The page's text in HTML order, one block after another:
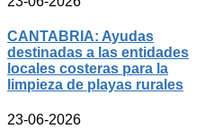
CANTABRIA: Ayudas
destinadas a las entidades
locales costeras para la
limpieza de playas rurales
23-06-2026